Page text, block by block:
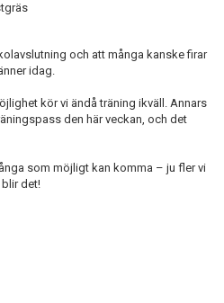
och att många kanske firar
idag.
kör vi ändå träning ikväll. Annars
den här veckan, och det
som möjligt kan komma – ju fler vi
det!